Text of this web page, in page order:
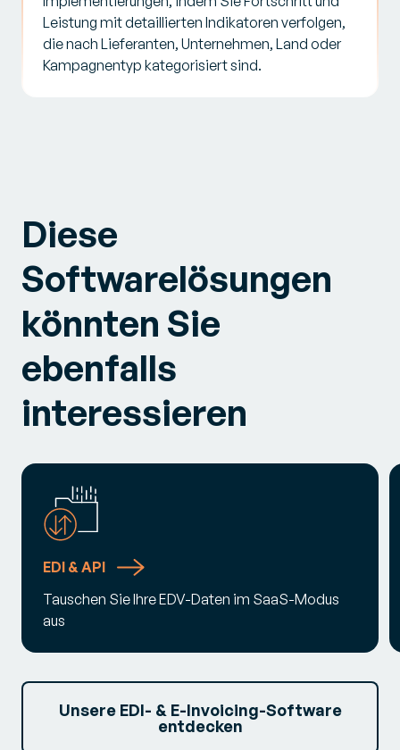
Leistung mit detaillierten Indikatoren verfolgen,
die nach Lieferanten, Unternehmen, Land oder
Kampagnentyp kategorisiert sind.
Diese
Softwarelösungen
könnten Sie
ebenfalls
interessieren
EDI & API
Tauschen Sie Ihre EDV-Daten im SaaS-Modus
aus
Unsere EDI- & E-Invoicing-Software
entdecken